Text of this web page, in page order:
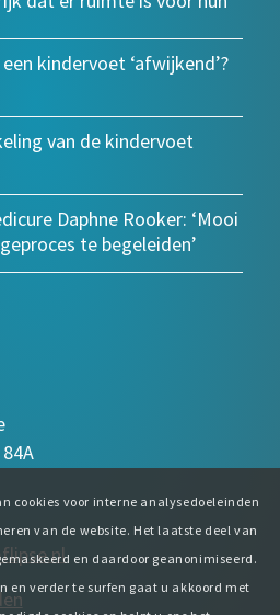
kindervoet ‘afwijkend’?
van de kindervoet
Daphne Rooker: ‘Mooi
te begeleiden’
cookies voor interne analysedoeleinden
van de website. Het laatste deel van
en daardoor geanonimiseerd.
en verder te surfen gaat u akkoord met